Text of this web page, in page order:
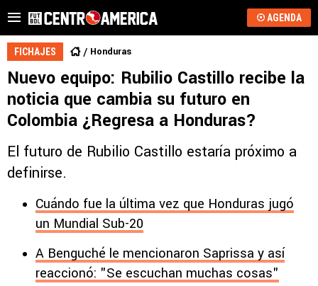
AGENDA
FICHAJES Honduras
Nuevo equipo: Rubilio Castillo recibe la
noticia que cambia su futuro en
Colombia ¿Regresa a Honduras?
El futuro de Rubilio Castillo estaría próximo a
definirse.
Cuándo fue la última vez que Honduras jugó
un Mundial Sub-20
A Benguché le mencionaron Saprissa y así
reaccionó: "Se escuchan muchas cosas"